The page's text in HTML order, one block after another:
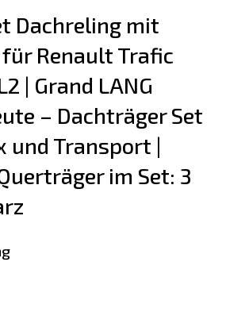
Dachreling mit
Renault Trafic
| Grand LANG
– Dachträger Set
und Transport |
im Set: 3